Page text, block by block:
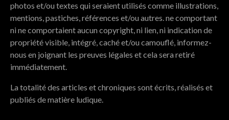
photos et/ou textes qui seraient utilisés comme illustrations,
mentions, pastiches, références et/ou autres. ne comportant
ni ne comportaient aucun copyright, ni lien, ni indication de
propriété visible, intégré, caché et/ou camouflé, informez-
nous en joignant les preuves légales et cela sera retiré
immédiatement.
La totalité des articles et chroniques sont écrits, réalisés et
publiés de matière ludique.